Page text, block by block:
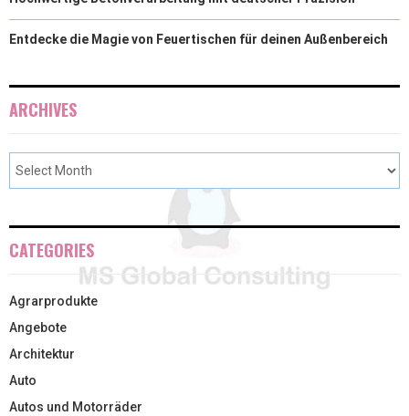
Entdecke die Magie von Feuertischen für deinen Außenbereich
ARCHIVES
CATEGORIES
Agrarprodukte
Angebote
Architektur
Auto
Autos und Motorräder